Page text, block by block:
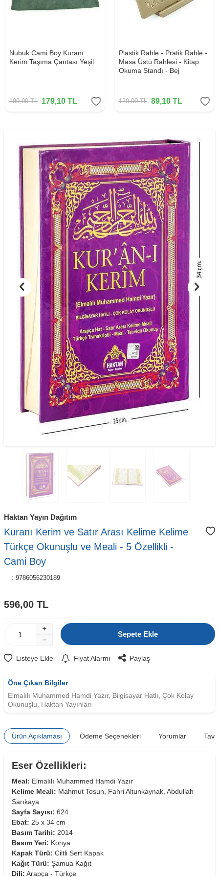
Nubuk Cami Boy Kuranı
Kerim Taşıma Çantası Yeşil
199,00TL 179,10 TL
Plastik Rahle - Pratik Rahle -
Masa Üstü Rahlesi - Kitap
Okuma Standı - Bej
129,00TL 89,10TL
Haktan Yayın Dağıtım
Kuranı Kerim ve Satır Arası Kelime Kelime
Türkçe Okunuşlu ve Meali - 5 Özellikli -
Cami Boy
: 9786056230189
596,00 TL
Sepete Ekle
Listeye Ekle Fiyat Alarmı Paylaş
Öne Çıkan Bilgiler
Elmalılı Muhammed Hamdi Yazır, Bilgisayar Hatlı, Çok Kolay
Okunuşlu, Haktan Yayınları
Ürün Açıklaması Ödeme Seçenekleri Yorumlar
Eser Özellikleri:
Meal: Elmalılı Muhammed Hamdi Yazır
Kelime Meali: Mahmut Tosun, Fahri Altunkaynak, Abdullah
Sarıkaya
Sayfa Sayısı: 624
Ebat: 25 x 34 cm
Basım Tarihi: 2014
Basım Yeri: Konya
Kapak Türü: Ciltli Sert Kapak
Kağıt Türü: Şamua Kağıt
Dili: Arapça - Türkçe